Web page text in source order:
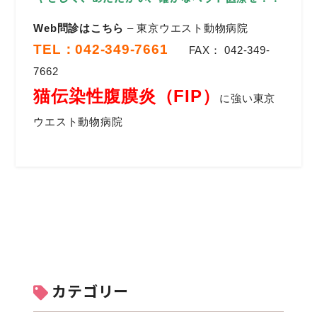
Web問診はこちら – 東京ウエスト動物病院
TEL：042-349-7661
FAX： 042-349-
7662
猫伝染性腹膜炎（FIP）
に強い東京
ウエスト動物病院
カテゴリー